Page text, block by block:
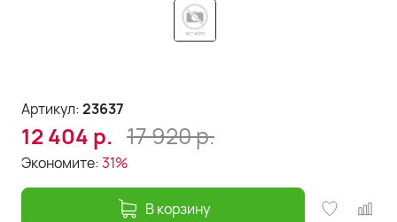
Артикул:23637
12 404 р. 17 920р.
Экономите:31%
В корзину